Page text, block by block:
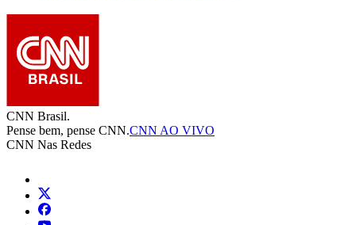
CNN Brasil.
Pense bem, pense CNN.CNN AO VIVO
CNN Nas Redes